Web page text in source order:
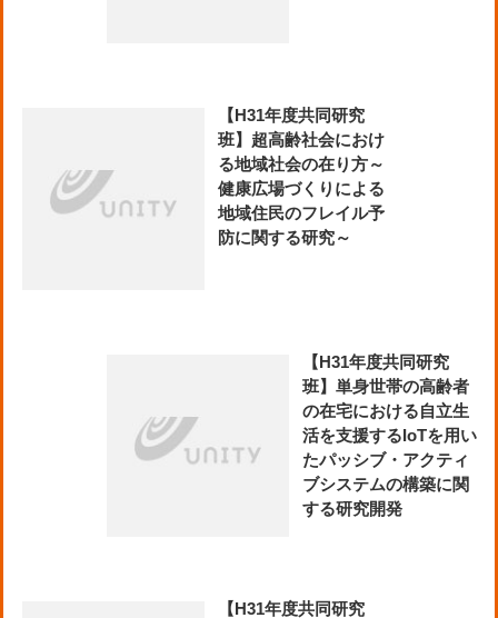
【H31年度共同研究
班】超高齢社会におけ
る地域社会の在り方～
健康広場づくりによる
地域住民のフレイル予
防に関する研究～
【H31年度共同研究
班】単身世帯の高齢者
の在宅における自立生
活を支援するIoTを用い
たパッシブ・アクティ
ブシステムの構築に関
する研究開発
【H31年度共同研究